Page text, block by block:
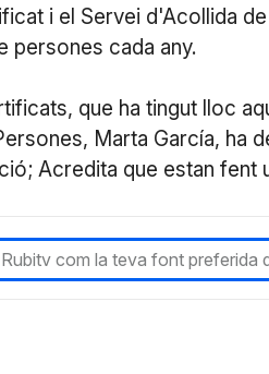
i el Servei d'Acollida
persones cada any.
que ha tingut lloc
Marta García, ha
Acredita que estan fent
com la teva font preferida